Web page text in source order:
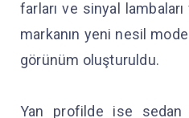
farları ve sinyal lambaları
markanın yeni nesil
görünüm oluşturuldu.
Yan profilde ise sedan